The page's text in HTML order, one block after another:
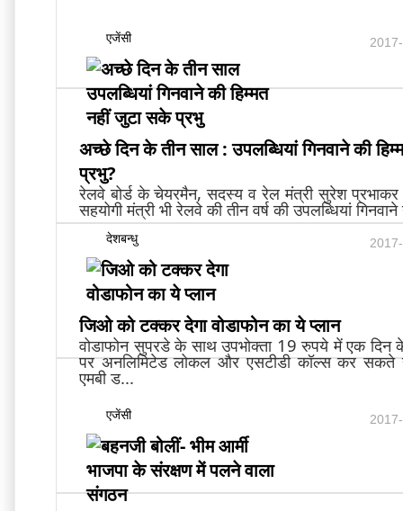
एजेंसी
अच्छे दिन के तीन साल : उपलब्धियां गिनवाने की
प्रभु?
रेलवे बोर्ड के चेयरमैन, सदस्य व रेल मंत्री सुरेश
सहयोगी मंत्री भी रेलवे की तीन वर्ष की उपलब्धियां
देशबन्धु
जिओ को टक्कर देगा वोडाफोन का ये प्लान
वोडाफोन सुपरडे के साथ उपभोक्ता 19 रुपये में एक दिन
पर अनलिमिटेड लोकल और एसटीडी कॉल्स कर सकते
एमबी ड...
एजेंसी